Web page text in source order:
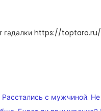
гадалки https://toptaro.ru/